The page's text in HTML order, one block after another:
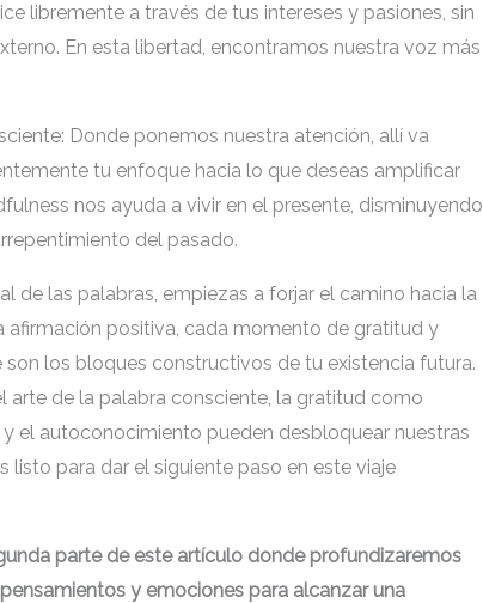
libremente a través de tus intereses y pasiones, sin
En esta libertad, encontramos nuestra voz más
Donde ponemos nuestra atención, allí va
tu enfoque hacia lo que deseas amplificar
nos ayuda a vivir en el presente, disminuyendo
del pasado.
de las palabras, empiezas a forjar el camino hacia la
afirmación positiva, cada momento de gratitud y
los bloques constructivos de tu existencia futura.
arte de la palabra consciente, la gratitud como
el autoconocimiento pueden desbloquear nuestras
listo para dar el siguiente paso en este viaje
parte de este artículo donde profundizaremos
y emociones para alcanzar una